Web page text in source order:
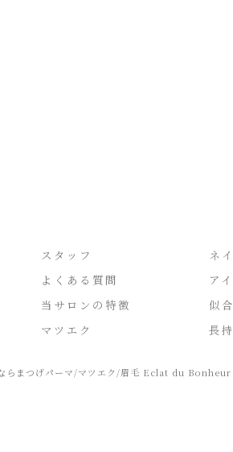
スタッフ
よくある質問
当サロンの特徴
マツエク
ネ
ア
似
長
らまつげパーマ/マツエク/眉毛 Eclat du